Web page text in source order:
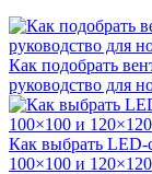
Как подобрать
руководство для
Как выбрать LED-
100×100 и 120×120